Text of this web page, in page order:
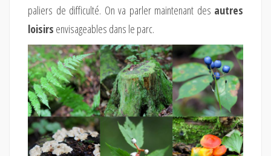
paliers de difficulté. On va parler maintenant des autres
loisirs envisageables dans le parc.